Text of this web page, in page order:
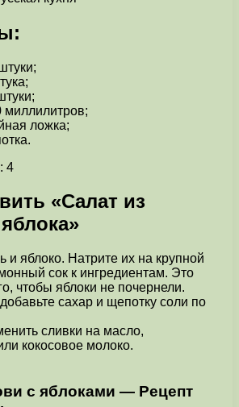
ложка;
4
«Салат из
и яблоко. Натрите их на крупной
сок к ингредиентам. Это
чтобы яблоки не почернели.
сахар и щепотку соли по
сливки на масло,
кокосовое молоко.
с яблоками — Рецепт